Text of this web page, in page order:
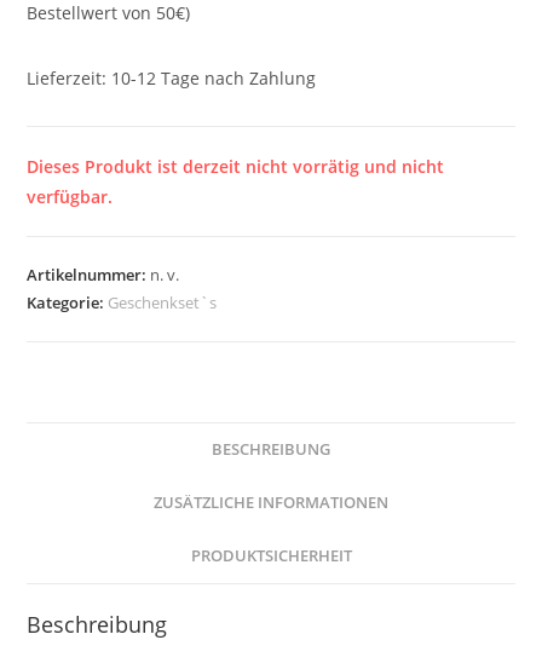
Bestellwert von 50€)
Lieferzeit: 10-12 Tage nach Zahlung
Dieses Produkt ist derzeit nicht vorrätig und nicht
verfügbar.
Artikelnummer: n. v.
Kategorie: Geschenkset`s
BESCHREIBUNG
ZUSÄTZLICHE INFORMATIONEN
PRODUKTSICHERHEIT
Beschreibung